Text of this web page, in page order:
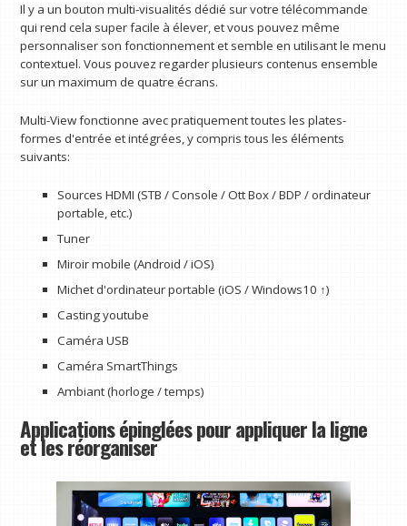
Il y a un bouton multi-visualités dédié sur votre télécommande
qui rend cela super facile à élever, et vous pouvez même
personnaliser son fonctionnement et semble en utilisant le menu
contextuel. Vous pouvez regarder plusieurs contenus ensemble
sur un maximum de quatre écrans.
Multi-View fonctionne avec pratiquement toutes les plates-
formes d'entrée et intégrées, y compris tous les éléments
suivants:
Sources HDMI (STB / Console / Ott Box / BDP / ordinateur
portable, etc.)
Tuner
Miroir mobile (Android / iOS)
Michet d'ordinateur portable (iOS / Windows10 ↑)
Casting youtube
Caméra USB
Caméra SmartThings
Ambiant (horloge / temps)
Applications épinglées pour appliquer la ligne
et les réorganiser